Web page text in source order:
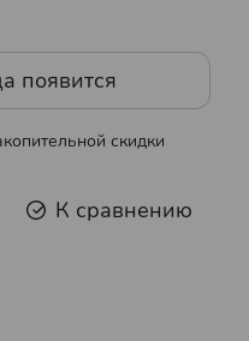
появится
скидки
К сравнению